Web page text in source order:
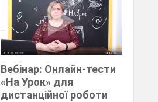
Вебінар: Онлайн-тести
«На Урок» для
дистанційної роботи